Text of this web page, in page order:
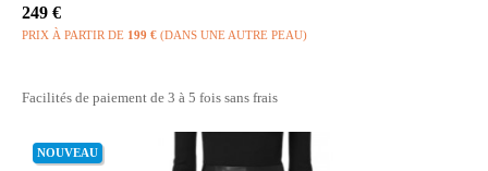
Prix
249 €
PRIX À PARTIR DE 199 € (DANS UNE AUTRE PEAU)
Facilités de paiement de 3 à 5 fois sans frais
NOUVEAU